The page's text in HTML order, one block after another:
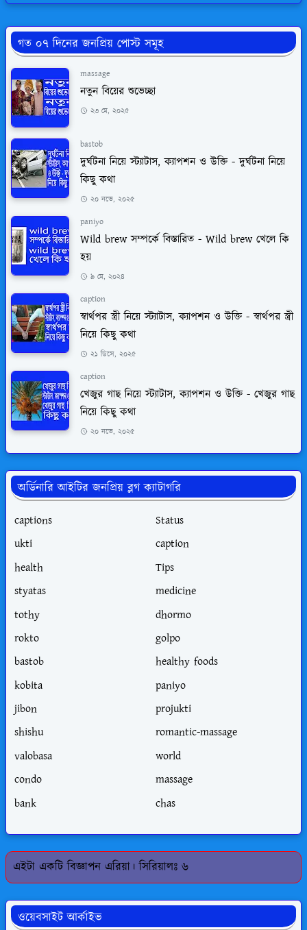
গত ০৭ দিনের জনপ্রিয় পোস্ট সমূহ
massage
নতুন বিয়ের শুভেচ্ছা
২৩ মে, ২০২৫
bastob
দুর্ঘটনা নিয়ে স্ট্যাটাস, ক্যাপশন ও উক্তি - দুর্ঘটনা নিয়ে
কিছু কথা
২০ নভে, ২০২৫
paniyo
Wild brew সম্পর্কে বিস্তারিত - Wild brew খেলে কি
হয়
৯ মে, ২০২৪
caption
স্বার্থপর স্ত্রী নিয়ে স্ট্যাটাস, ক্যাপশন ও উক্তি - স্বার্থপর স্ত্রী
নিয়ে কিছু কথা
২১ ডিসে, ২০২৫
caption
খেজুর গাছ নিয়ে স্ট্যাটাস, ক্যাপশন ও উক্তি - খেজুর গাছ
নিয়ে কিছু কথা
২০ নভে, ২০২৫
অর্ডিনারি আইটির জনপ্রিয় ব্লগ ক্যাটাগরি
captions
Status
ukti
caption
health
Tips
styatas
medicine
tothy
dhormo
rokto
golpo
bastob
healthy foods
kobita
paniyo
jibon
projukti
shishu
romantic-massage
valobasa
world
condo
massage
bank
chas
এইটা একটি বিজ্ঞাপন এরিয়া। সিরিয়ালঃ ৬
ওয়েবসাইট আর্কাইভ